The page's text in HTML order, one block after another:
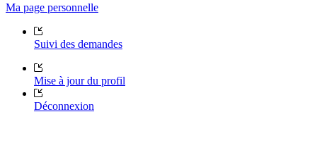
Ma page personnelle
Suivi des demandes
Mise à jour du profil
Déconnexion